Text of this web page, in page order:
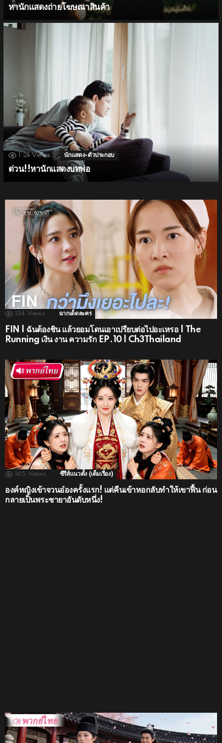
หานักแสดงถ่ายโฆษณาสินค้า
1.2k Views นักแสดง-ตัวประกอบ
ด่วน!!หานักแสดงบทพ่อ
134 Views ฉากเด็ดละคร
FIN | ฉันต้องชิน แล้วยอมโดนเอาเปรียบต่อไปอะเหรอ | The
Running เงิน งาน ความรัก EP.10 | Ch3Thailand
165 Views ซีรีส์แนวตั้ง (เต็มเรื่อง)
องค์หญิงเข้าจวนอ๋องครั้งแรก! แต่คืนเข้าหอกลับทำให้เขาฟื้น ก่อน
กลายเป็นพระชายาอันดับหนึ่ง!